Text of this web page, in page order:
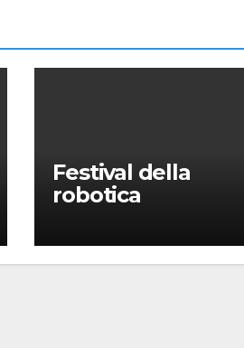
Festival della
robotica